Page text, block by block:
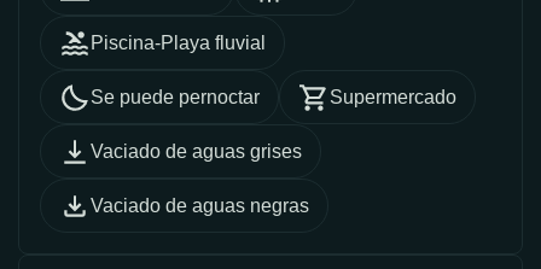
Piscina-Playa fluvial
Se puede pernoctar Supermercado
Vaciado de aguas grises
Vaciado de aguas negras